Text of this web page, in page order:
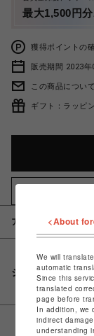
最大1,500円
獲得ポイントの
販売期間 2023
この商品について
ギフト：ラッピ
アイテム説明 / 素材
シェアする
<About
We will
automatic
Since this
translated
page before
In addition, we
indirect
understanding